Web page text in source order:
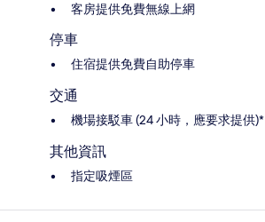
客房提供免費無線上網
停車
住宿提供免費自助停車
交通
機場接駁車 (24 小時，應要求提供)*
其他資訊
指定吸煙區